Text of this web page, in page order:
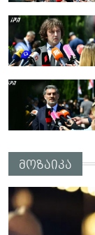
მოზაიკა